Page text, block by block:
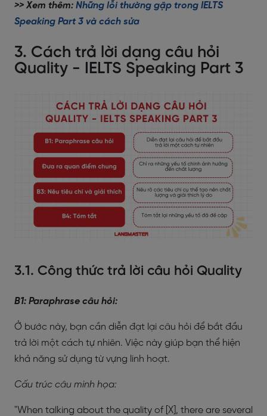
>> Xem thêm: Những lỗi thường gặp trong IELTS
Speaking Part 3 và cách sửa
3. Cách trả lời dạng câu hỏi
Quality - IELTS Speaking Part 3
3.1. Công thức trả lời câu hỏi Quality
B1: Paraphrase câu hỏi:
Ở bước này, bạn cần diễn đạt lại câu hỏi để bắt đầu
trả lời một cách tự nhiên. Việc này giúp bạn thể hiện
khả năng sử dụng từ vựng linh hoạt.
Cấu trúc câu minh họa:
"When talking about the quality of [X], there are several